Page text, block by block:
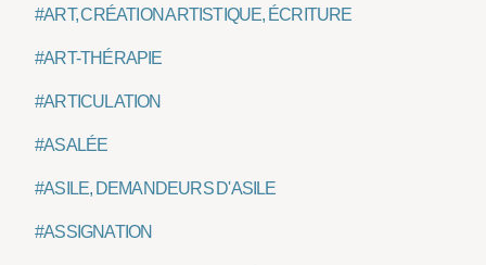
#ART, CRÉATION ARTISTIQUE, ÉCRITURE
#ART-THÉRAPIE
#ARTICULATION
#ASALÉE
#ASILE, DEMANDEURS D'ASILE
#ASSIGNATION